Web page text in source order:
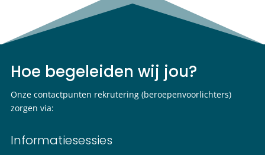
Hoe begeleiden wij jou?
Onze contactpunten rekrutering (beroepenvoorlichters)
zorgen via:
Informatiesessies